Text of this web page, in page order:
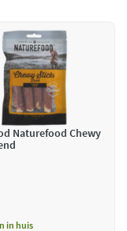
Naturefood Chewy
in huis